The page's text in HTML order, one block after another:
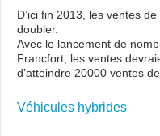
D’ici fin 2013, les ventes
doubler.
Avec le lancement de
Francfort, les ventes
d’atteindre 20000 ventes
Véhicules hybrides